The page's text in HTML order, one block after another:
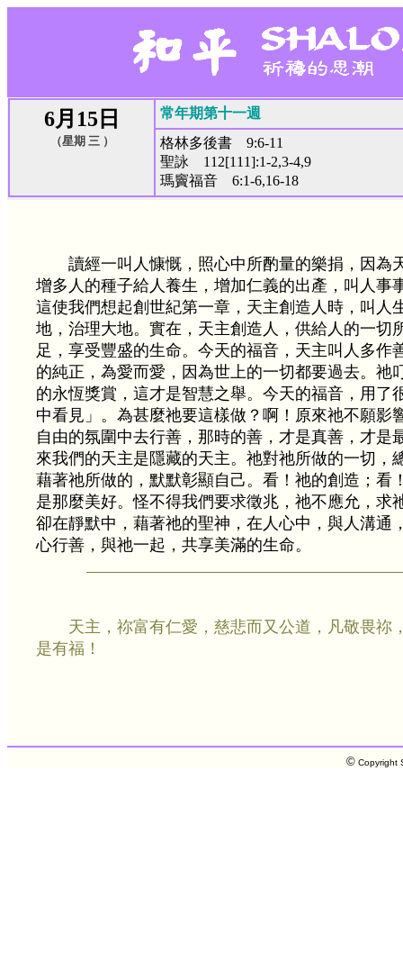
6月15日
（星期 三 ）
常年期第十一週
格林多後書 9:6-11
聖詠 112[111]:1-2,3-4,9
瑪竇福音 6:1-6,16-18
讀經一叫人慷慨，照心中所酌量的樂捐，因為
增多人的種子給人養生，增加仁義的出產，叫人事
這使我們想起創世紀第一章，天主創造人時，叫人
地，治理大地。實在，天主創造人，供給人的一切
足，享受豐盛的生命。今天的福音，天主叫人多作
的純正，為愛而愛，因為世上的一切都要過去。祂
的永恆獎賞，這才是智慧之舉。今天的福音，用了
中看見」。為甚麼祂要這樣做？啊！原來祂不願影
自由的氛圍中去行善，那時的善，才是真善，才是
來我們的天主是隱藏的天主。祂對祂所做的一切，
藉著祂所做的，默默彰顯自己。看！祂的創造；看
是那麼美好。怪不得我們要求徵兆，祂不應允，求
卻在靜默中，藉著祂的聖神，在人心中，與人溝通
心行善，與祂一起，共享美滿的生命。
天主，祢富有仁愛，慈悲而又公道，凡敬畏祢
是有福！
©Copyright